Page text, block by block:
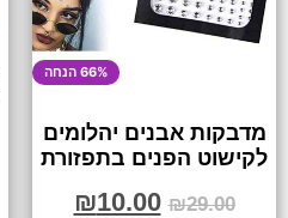
66% הנחה
מדבקות אבנים יהלומים
לקישוט הפנים בתפזורת
₪29.00
₪10.00